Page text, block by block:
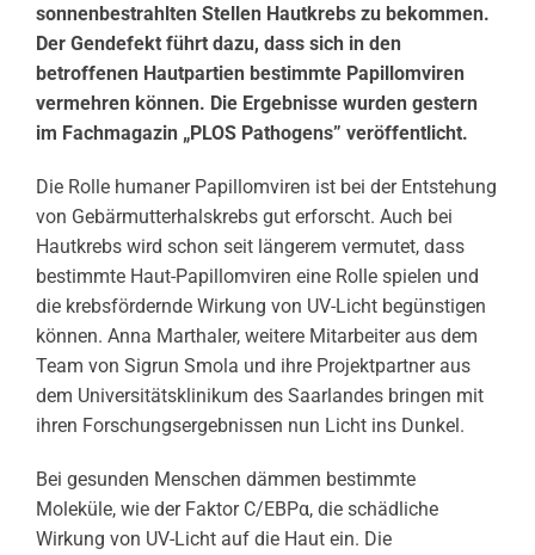
sonnenbestrahlten Stellen Hautkrebs zu bekommen.
Der Gendefekt führt dazu, dass sich in den
betroffenen Hautpartien bestimmte Papillomviren
vermehren können. Die Ergebnisse wurden gestern
im Fachmagazin „PLOS Pathogens” veröffentlicht.
Die Rolle humaner Papillomviren ist bei der Entstehung
von Gebärmutterhalskrebs gut erforscht. Auch bei
Hautkrebs wird schon seit längerem vermutet, dass
bestimmte Haut-Papillomviren eine Rolle spielen und
die krebsfördernde Wirkung von UV-Licht begünstigen
können. Anna Marthaler, weitere Mitarbeiter aus dem
Team von Sigrun Smola und ihre Projektpartner aus
dem Universitätsklinikum des Saarlandes bringen mit
ihren Forschungsergebnissen nun Licht ins Dunkel.
Bei gesunden Menschen dämmen bestimmte
Moleküle, wie der Faktor C/EBPα, die schädliche
Wirkung von UV-Licht auf die Haut ein. Die